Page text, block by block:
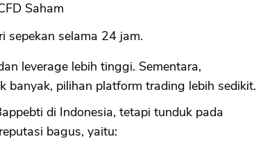
Saham
sepekan selama 24 jam.
leverage lebih tinggi. Sementara,
banyak, pilihan platform trading lebih sedikit.
di Indonesia, tetapi tunduk pada
bagus, yaitu: